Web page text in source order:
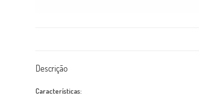
Descrição
Características: